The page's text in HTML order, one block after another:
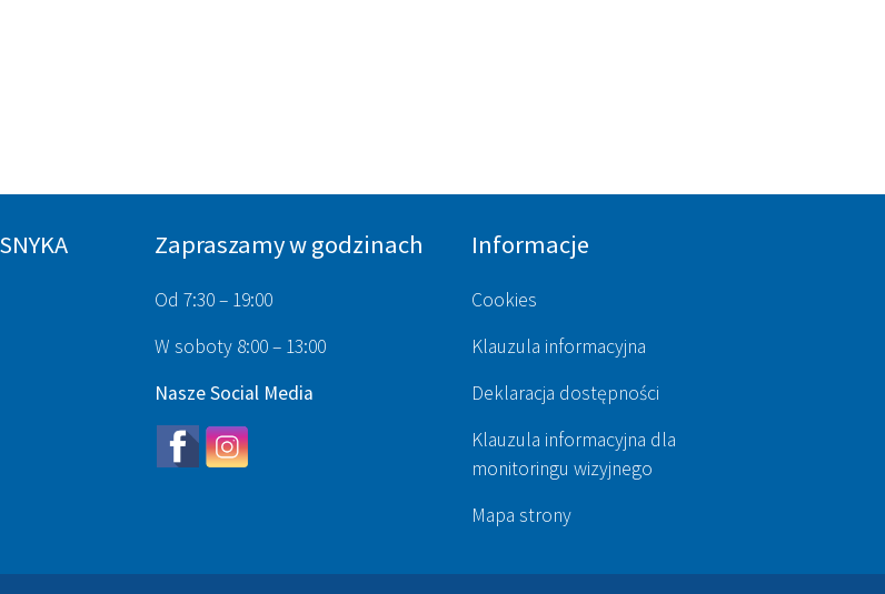
Zapraszamy w godzinach
Od 7:30 – 19:00
W soboty 8:00 – 13:00
Nasze Social Media
Informacje
Cookies
Klauzula informacyjna
Deklaracja dostępności
Klauzula informacyjna dla
monitoringu wizyjnego
Mapa strony